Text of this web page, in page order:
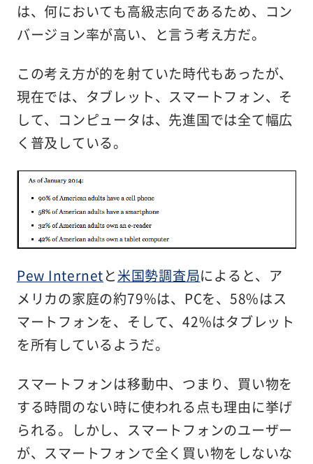
は、何においても高級志向であるため、コン
バージョン率が高い、と言う考え方だ。
この考え方が的を射ていた時代もあったが、
現在では、タブレット、スマートフォン、そ
して、コンピュータは、先進国では全て幅広
く普及している。
Pew Internetと米国勢調査局によると、ア
メリカの家庭の約79%は、PCを、58%はス
マートフォンを、そして、42%はタブレット
を所有しているようだ。
スマートフォンは移動中、つまり、買い物を
する時間のない時に使われる点も理由に挙げ
られる。しかし、スマートフォンのユーザー
が、スマートフォンで全く買い物をしないな